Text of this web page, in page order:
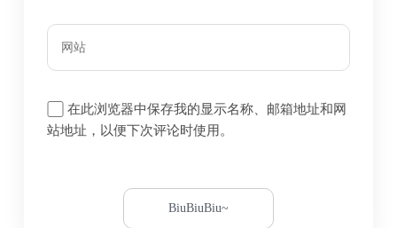
在此浏览器中保存我的显示名称、邮箱地址和网
站地址，以便下次评论时使用。